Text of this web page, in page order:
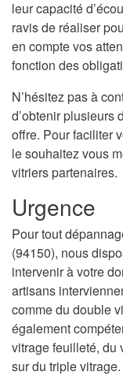
leur capacité
ravis de réaliser
en compte vos
fonction des
N’hésitez pas à
d’obtenir plusieurs
offre. Pour faciliter
le souhaitez vous
vitriers partenaires.
Urgence
Pour tout
(94150), nous
intervenir à votre
artisans
comme du double
également
vitrage feuilleté, du
sur du triple vitrage.